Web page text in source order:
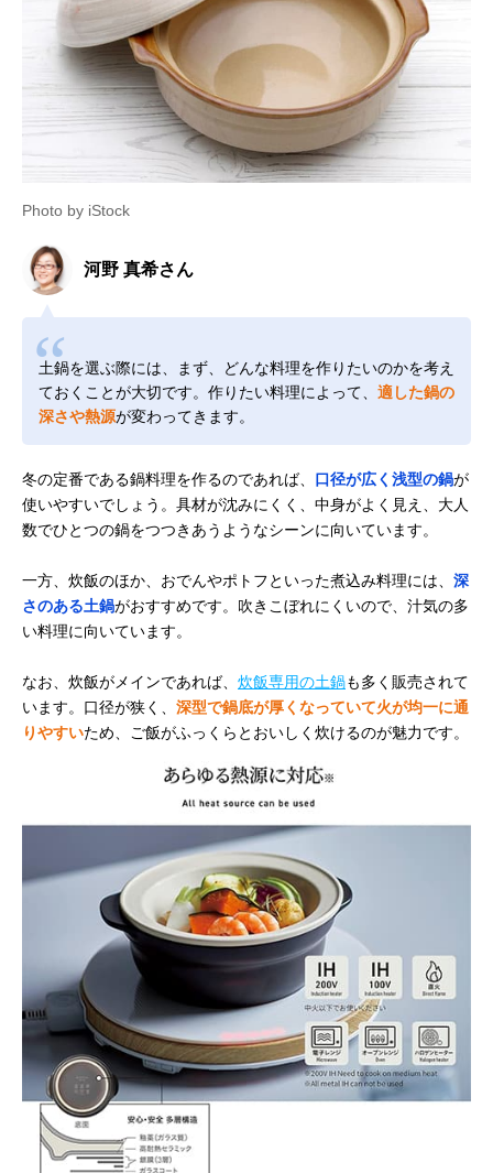
Photo by iStock
河野 真希さん
土鍋を選ぶ際には、まず、どんな料理を作りたいのかを考え
ておくことが大切です。作りたい料理によって、 適した鍋の
深さや熱源が変わってきます。
冬の定番である鍋料理を作るのであれば、 口径が広く浅型の鍋が
使いやすいでしょう。具材が沈みにくく、中身がよく見え、大人
数でひとつの鍋をつつきあうようなシーンに向いています。
一方、炊飯のほか、おでんやポトフといった煮込み料理には、 深
さのある土鍋がおすすめです。吹きこぼれにくいので、汁気の多
い料理に向いています。
なお、炊飯がメインであれば、 炊飯専用の土鍋も多く販売されて
います。口径が狭く、 深型で鍋底が厚くなっていて火が均一に通
りやすいため、ご飯がふっくらとおいしく炊けるのが魅力です。